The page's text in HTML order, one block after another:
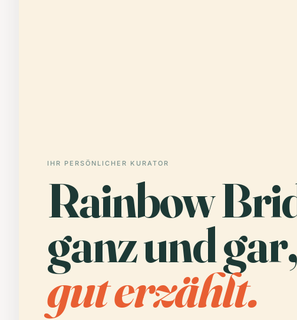
IHR PERSÖNLICHER KURATOR
Rainbow
ganz und gar,
gut erzählt.